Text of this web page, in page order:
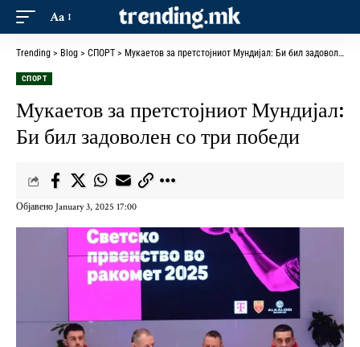
Aa
Trending > Blog > СПОРТ > Мукаетов за претстојниот Мундијал: Би бил задоволен со три победи
СПОРТ
Мукаетов за претстојниот Мундијал:
Би бил задоволен со три победи
Објавено January 3, 2025 17:00